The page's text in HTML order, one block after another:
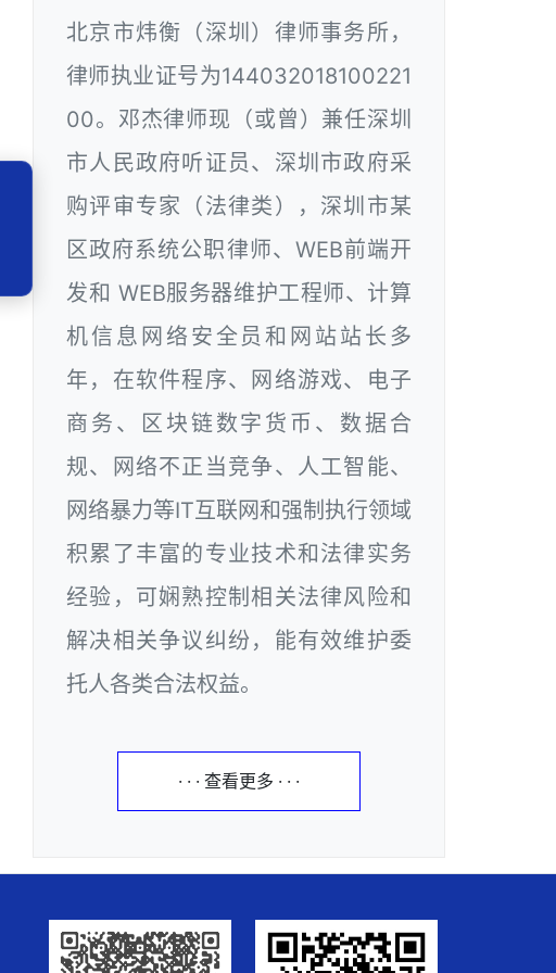
北京市炜衡（深圳）律师事务所，
律师执业证号为144032018100221
00。邓杰律师现（或曾）兼任深圳
市人民政府听证员、深圳市政府采
购评审专家（法律类），深圳市某
区政府系统公职律师、WEB前端开
发和 WEB服务器维护工程师、计算
机信息网络安全员和网站站长多
年，在软件程序、网络游戏、电子
商务、区块链数字货币、数据合
规、网络不正当竞争、人工智能、
网络暴力等IT互联网和强制执行领域
积累了丰富的专业技术和法律实务
经验，可娴熟控制相关法律风险和
解决相关争议纠纷，能有效维护委
托人各类合法权益。
· · · 查看更多 · · ·